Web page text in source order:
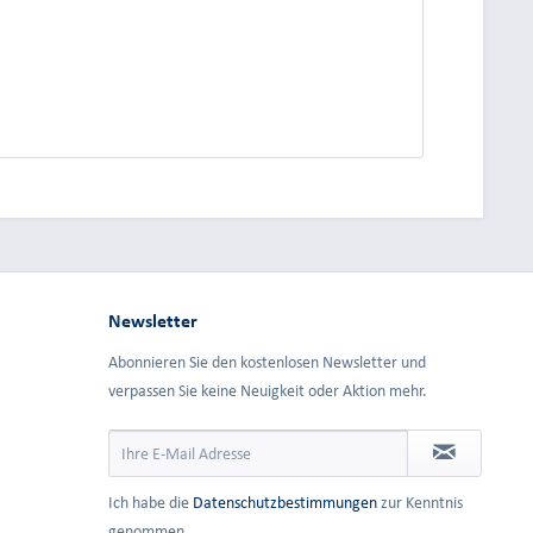
Newsletter
Abonnieren Sie den kostenlosen Newsletter und
verpassen Sie keine Neuigkeit oder Aktion mehr.
Ich habe die Datenschutzbestimmungen zur Kenntnis